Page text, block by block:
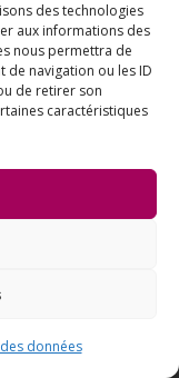
des technologies
aux informations des
nous permettra de
navigation ou les ID
de retirer son
caractéristiques
données